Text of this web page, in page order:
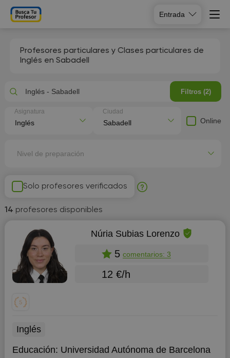
Entrada
Profesores particulares y Clases particulares de
Inglés en Sabadell
Solo profesores verificados
14 profesores disponibles
Núria Subias Lorenzo
5 comentarios: 3
12 €/h
Inglés
Educación: Universidad Autónoma de Barcelona
Inglés - Sabadell Filtros (2)
Asignatura Ciudad
Online
Nivel de preparación